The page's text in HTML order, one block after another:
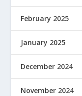
February 2025
January 2025
December 2024
November 2024